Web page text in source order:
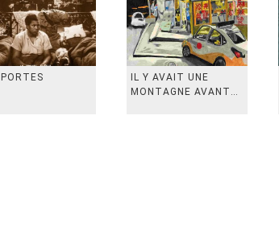
PORTES
IL Y AVAIT UNE
MONTAGNE AVANT